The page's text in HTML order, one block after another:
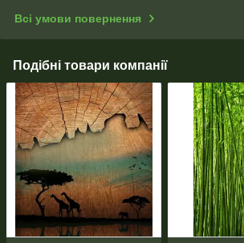
Всі умови повернення
Подібні товари компанії